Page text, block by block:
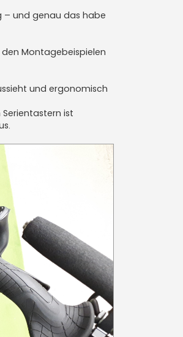
– und genau das habe
Montagebeispielen
und ergonomisch
ist